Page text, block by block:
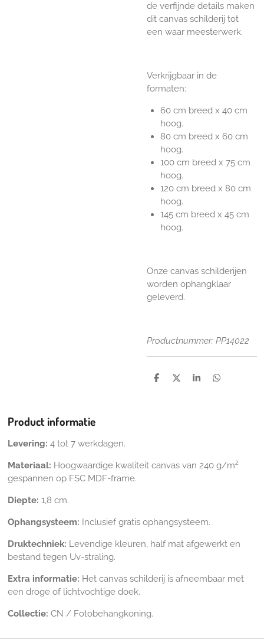
de verfijnde details maken
dit canvas schilderij tot
een waar meesterwerk.
Verkrijgbaar in de
formaten:
60 cm breed x 40 cm
hoog.
80 cm breed x 60 cm
hoog.
100 cm breed x 75 cm
hoog.
120 cm breed x 80 cm
hoog.
145 cm breed x 45 cm
hoog.
Onze canvas schilderijen
worden ophangklaar
geleverd.
Productnummer: PP14022
D
D
S
D
Product informatie
Levering: 4 tot 7 werkdagen.
Materiaal: Hoogwaardige kwaliteit canvas van 240 g/m²
gespannen op FSC MDF-frame.
Diepte: 1,8 cm.
Ophangsysteem: Inclusief gratis ophangsysteem.
Druktechniek: Levendige kleuren, half mat afgewerkt en
bestand tegen Uv-straling.
Extra informatie: Het canvas schilderij is afneembaar met
een droge of lichtvochtige doek.
Collectie: CN / Fotobehangkoning.